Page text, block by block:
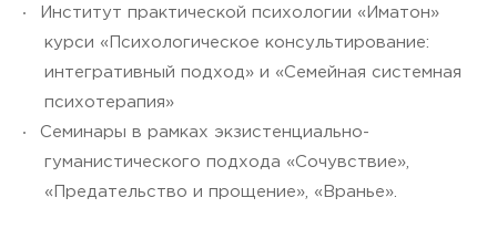
Институт практической психологии «Иматон»
курси «Психологическое консультирование:
интегративный подход» и «Семейная системная
психотерапия»
Семинары в рамках экзистенциально-
гуманистического подхода «Сочувствие»,
«Предательство и прощение», «Вранье».